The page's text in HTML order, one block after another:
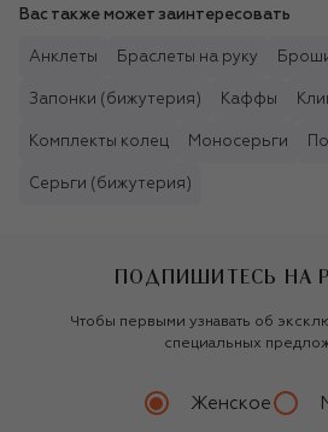
Вас также может заинтересовать
Анклеты Браслеты на руку
Запонки (бижутерия) Каффы
Комплекты колец Моносерьги
Серьги (бижутерия)
ПОДПИШИТЕСЬ НА
Чтобы первыми узнавать об
специальных
Женское